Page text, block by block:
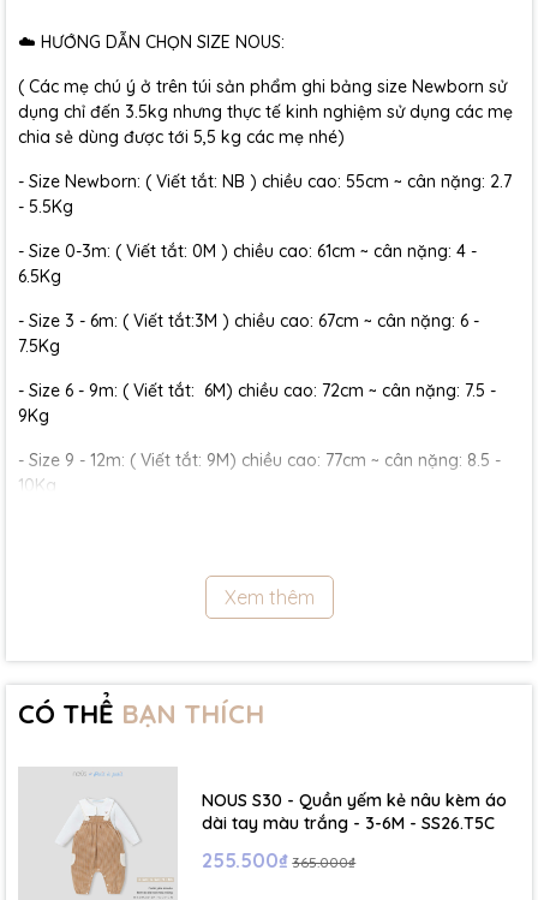
☁️ HƯỚNG DẪN CHỌN SIZE NOUS:
( Các mẹ chú ý ở trên túi sản phẩm ghi bảng size Newborn sử
dụng chỉ đến 3.5kg nhưng thực tế kinh nghiệm sử dụng các mẹ
chia sẻ dùng được tới 5,5 kg các mẹ nhé)
- Size Newborn: ( Viết tắt: NB ) chiều cao: 55cm ~ cân nặng: 2.7
- 5.5Kg
- Size 0-3m: ( Viết tắt: 0M ) chiều cao: 61cm ~ cân nặng: 4 -
6.5Kg
- Size 3 - 6m: ( Viết tắt:3M ) chiều cao: 67cm ~ cân nặng: 6 -
7.5Kg
- Size 6 - 9m: ( Viết tắt: 6M) chiều cao: 72cm ~ cân nặng: 7.5 -
9Kg
- Size 9 - 12m: ( Viết tắt: 9M) chiều cao: 77cm ~ cân nặng: 8.5 -
10Kg
- Size 18 - 24m:( Viết tắt: 18M) chiều cao: 86cm ~ cân nặng: 11.5 -
15Kg
17Kg
- Size 4 - 5Y: ( Viết tắt: 4Y) chiều cao: 107 - 114cm ~ cân nặng: 17
- Size 5 - 6Y: ( Viết tắt: 5Y) chiều cao: 114 - 122cm ~ cân nặng: 19
Xem thêm
CÓ THỂ BẠN THÍCH
NOUS S30 - Quần yếm kẻ nâu kèm áo
dài tay màu trắng - 3-6M - SS26.T5C
255.500₫ 365.000₫